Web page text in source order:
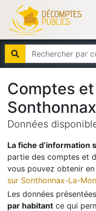
Comptes
Données
La fiche d’information
partie des comptes et
vous pouvez obtenir en
sur Sonthonnax-La-
Les données
par habitant ce qui